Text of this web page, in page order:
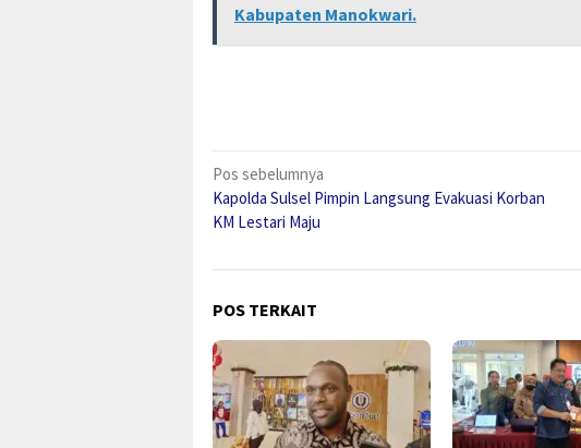
Kabupaten Manokwari.
Navigasi
pos
Pos sebelumnya
Kapolda Sulsel Pimpin Langsung Evakuasi Korban
KM Lestari Maju
POS TERKAIT